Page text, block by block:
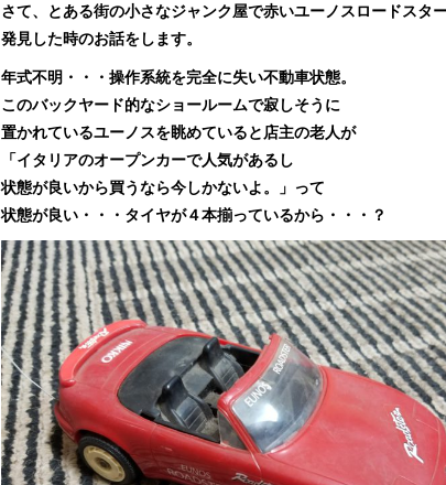
さて、とある街の小さなジャンク屋で赤いユーノスロードスタ
発見した時のお話をします。
年式不明・・・操作系統を完全に失い不動車状態。
このバックヤード的なショールームで寂しそうに
置かれているユーノスを眺めていると店主の老人が
「イタリアのオープンカーで人気があるし
状態が良いから買うなら今しかないよ。」って
状態が良い・・・タイヤが４本揃っているから・・・？